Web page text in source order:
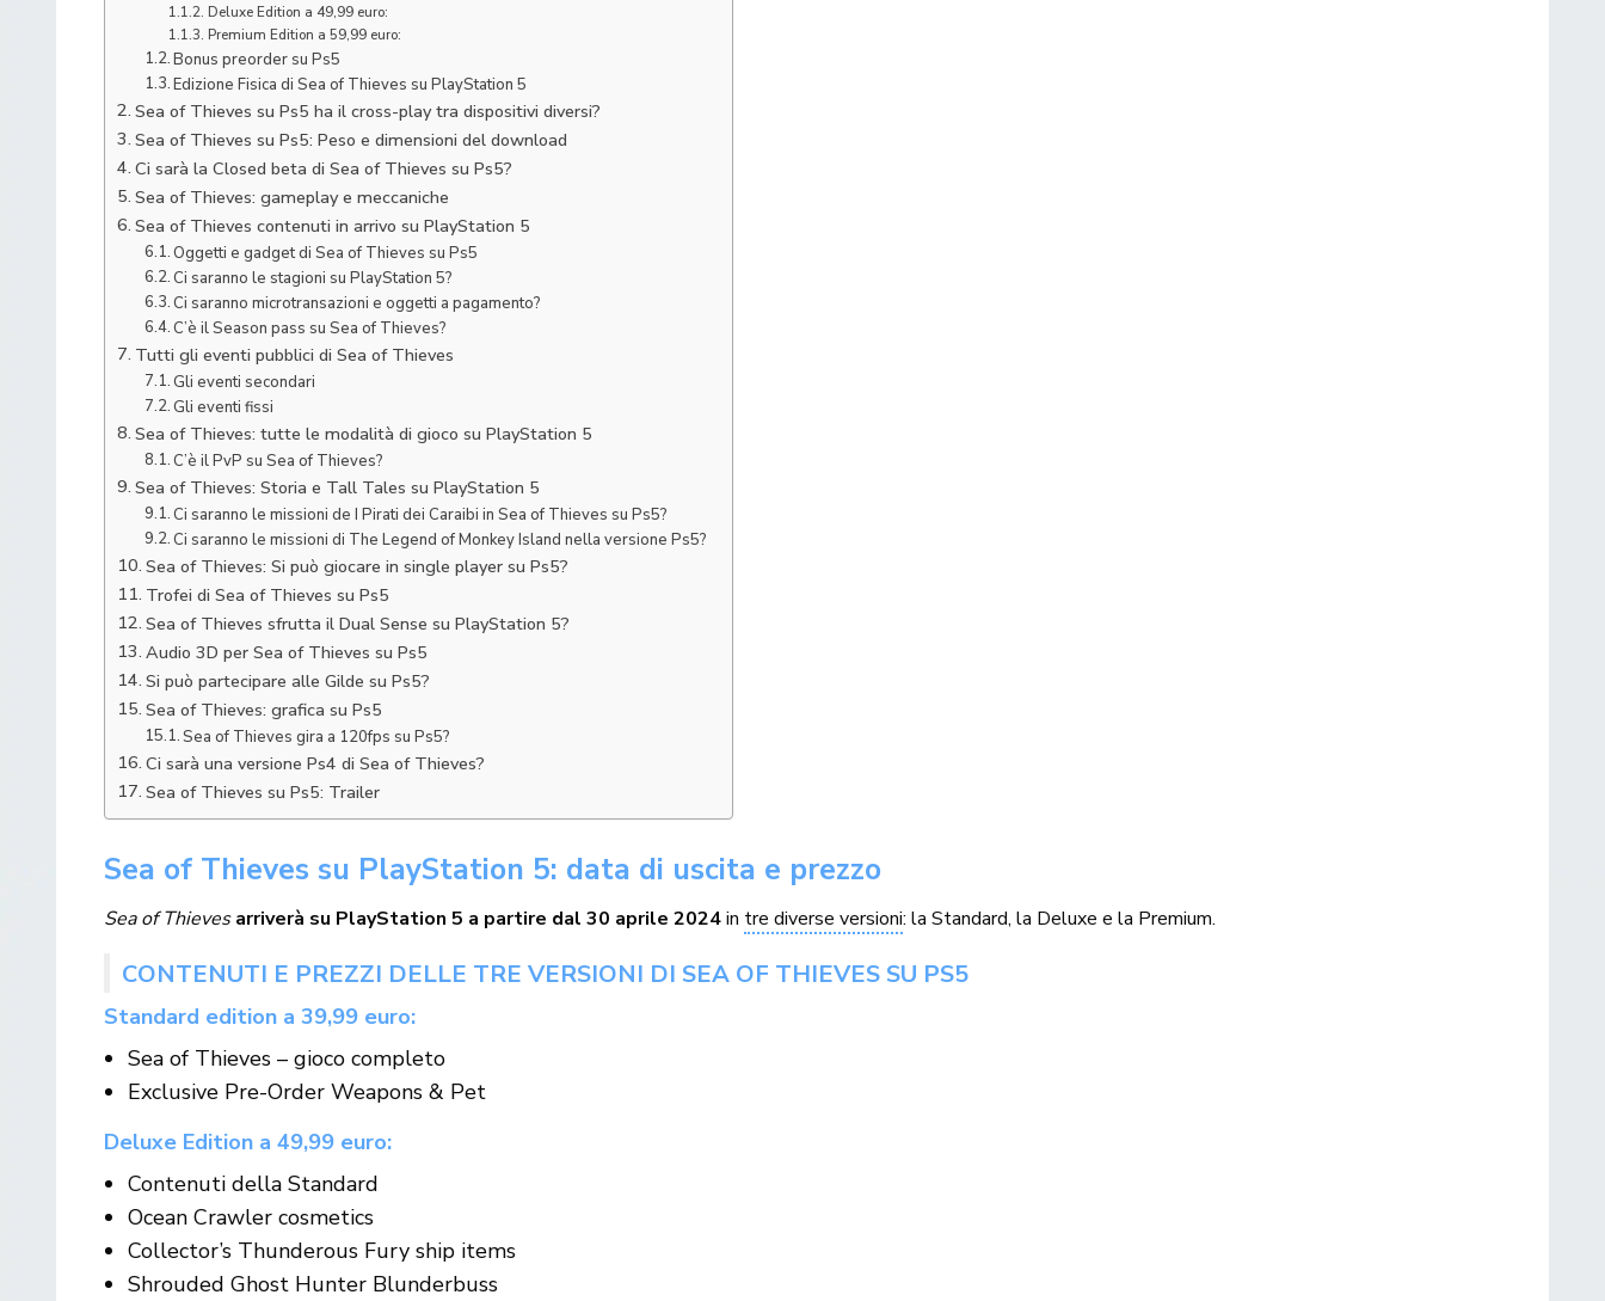
Deluxe Edition a 49,99 euro:
Premium Edition a 59,99 euro:
Bonus preorder su Ps5
Edizione Fisica di Sea of Thieves su PlayStation 5
Sea of Thieves su Ps5 ha il cross-play tra dispositivi diversi?
Sea of Thieves su Ps5: Peso e dimensioni del download
Ci sarà la Closed beta di Sea of Thieves su Ps5?
Sea of Thieves: gameplay e meccaniche
Sea of Thieves contenuti in arrivo su PlayStation 5
Oggetti e gadget di Sea of Thieves su Ps5
Ci saranno le stagioni su PlayStation 5?
Ci saranno microtransazioni e oggetti a pagamento?
C’è il Season pass su Sea of Thieves?
Tutti gli eventi pubblici di Sea of Thieves
Gli eventi secondari
Gli eventi fissi
Sea of Thieves: tutte le modalità di gioco su PlayStation 5
C’è il PvP su Sea of Thieves?
Sea of Thieves: Storia e Tall Tales su PlayStation 5
Ci saranno le missioni de I Pirati dei Caraibi in Sea of Thieves su Ps5?
Ci saranno le missioni di The Legend of Monkey Island nella versione Ps5?
Sea of Thieves: Si può giocare in single player su Ps5?
Trofei di Sea of Thieves su Ps5
Sea of Thieves sfrutta il Dual Sense su PlayStation 5?
Audio 3D per Sea of Thieves su Ps5
Si può partecipare alle Gilde su Ps5?
Sea of Thieves: grafica su Ps5
Sea of Thieves gira a 120fps su Ps5?
Ci sarà una versione Ps4 di Sea of Thieves?
Sea of Thieves su Ps5: Trailer
Sea of Thieves su PlayStation 5: data di uscita e prezzo
Sea of Thieves arriverà su PlayStation 5 a partire dal 30 aprile 2024in tre diverse versioni: la Standard, la Deluxe e la Premium.
CONTENUTI E PREZZI DELLE TRE VERSIONI DI SEA OF THIEVES SU PS5
Standard edition a 39,99 euro:
Sea of Thieves – gioco completo
Exclusive Pre-Order Weapons & Pet
Deluxe Edition a 49,99 euro:
Contenuti della Standard
Ocean Crawler cosmetics
Collector’s Thunderous Fury ship items
Shrouded Ghost Hunter Blunderbuss